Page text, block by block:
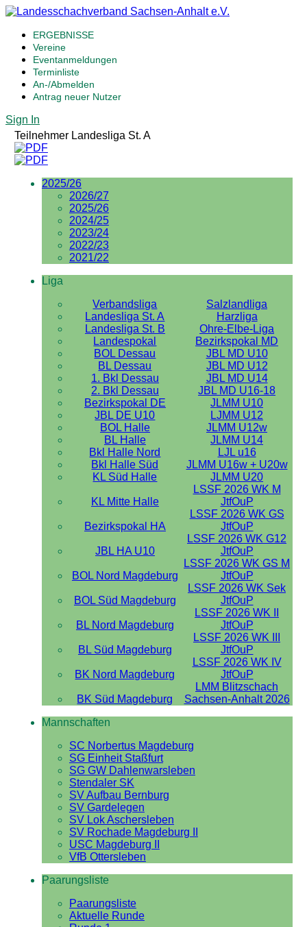
ERGEBNISSE
Vereine
Eventanmeldungen
Terminliste
An-/Abmelden
Antrag neuer Nutzer
Sign In
Teilnehmer Landesliga St. A
2025/26
2026/27
2025/26
2024/25
2023/24
2022/23
2021/22
Liga
Verbandsliga
Salzlandliga
Landesliga St. A
Harzliga
Landesliga St. B
Ohre-Elbe-Liga
Landespokal
Bezirkspokal MD
BOL Dessau
JBL MD U10
BL Dessau
JBL MD U12
1. Bkl Dessau
JBL MD U14
2. Bkl Dessau
JBL MD U16-18
Bezirkspokal DE
JLMM U10
JBL DE U10
LJMM U12
BOL Halle
JLMM U12w
BL Halle
JLMM U14
Bkl Halle Nord
LJL u16
Bkl Halle Süd
JLMM U16w + U20w
KL Süd Halle
JLMM U20
KL Mitte Halle
LSSF 2026 WK M
JtfOuP
Bezirkspokal HA
LSSF 2026 WK GS
JtfOuP
JBL HA U10
LSSF 2026 WK G12
JtfOuP
BOL Nord Magdeburg
LSSF 2026 WK GS M
JtfOuP
BOL Süd Magdeburg
LSSF 2026 WK Sek
JtfOuP
BL Nord Magdeburg
LSSF 2026 WK II
JtfOuP
BL Süd Magdeburg
LSSF 2026 WK III
JtfOuP
BK Nord Magdeburg
LSSF 2026 WK IV
JtfOuP
BK Süd Magdeburg
LMM Blitzschach
Sachsen-Anhalt 2026
Mannschaften
SC Norbertus Magdeburg
SG Einheit Staßfurt
SG GW Dahlenwarsleben
Stendaler SK
SV Aufbau Bernburg
SV Gardelegen
SV Lok Aschersleben
SV Rochade Magdeburg II
USC Magdeburg II
VfB Ottersleben
Paarungsliste
Paarungsliste
Aktuelle Runde